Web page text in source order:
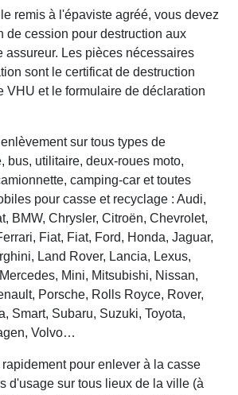
remis à l'épaviste agréé, vous devez
de cession pour destruction aux
assureur. Les pièces nécessaires
sont le certificat de destruction
VHU et le formulaire de déclaration
sur tous types de
bus, utilitaire, deux-roues moto,
camping-car et toutes
pour casse et recyclage : Audi,
BMW, Chrysler, Citroën, Chevrolet,
Fiat, Fiat, Ford, Honda, Jaguar,
Land Rover, Lancia, Lexus,
Mini, Mitsubishi, Nissan,
Porsche, Rolls Royce, Rover,
Smart, Subaru, Suzuki, Toyota,
Volvo…
pour enlever à la casse
d'usage sur tous lieux de la ville (à